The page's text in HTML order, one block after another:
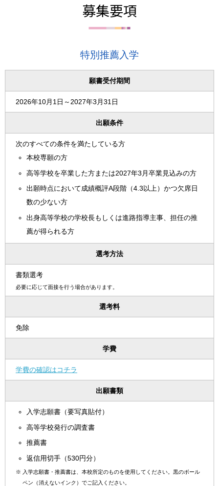
募集要項
特別推薦入学
願書受付期間
2026年10月1日～2027年3月31日
出願条件
次のすべての条件を満たしている方
本校専願の方
高等学校を卒業した方または2027年3月卒業見込みの方
出願時点において成績概評A段階（4.3以上）かつ欠席日
数の少ない方
出身高等学校の学校長もしくは進路指導主事、担任の推
薦が得られる方
選考方法
書類選考
必要に応じて面接を行う場合があります。
選考料
免除
学費
学費の確認はコチラ
出願書類
入学志願書（要写真貼付）
高等学校発行の調査書
推薦書
返信用切手（530円分）
※ 入学志願書・推薦書は、本校所定のものを使用してください。黒のボール
ペン（消えないインク）でご記入ください。